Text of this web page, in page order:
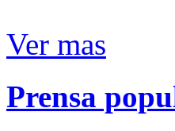
Ver mas
Prensa